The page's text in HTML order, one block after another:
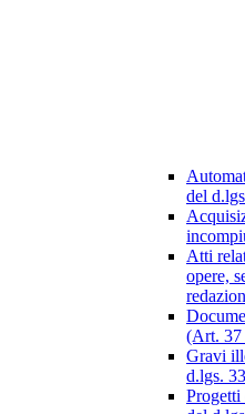
del
Atti
opere,
(Art. 37
Gravi
d.lgs.